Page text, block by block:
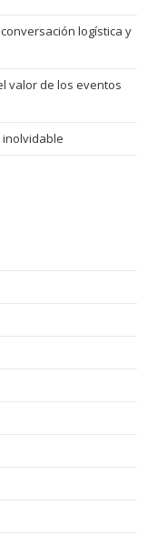
logística y
valor de los eventos